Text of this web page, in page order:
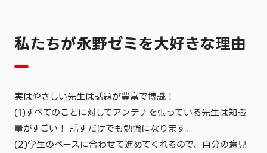
私たちが永野ゼミを大好きな理由
実はやさしい先生は話題が豊富で博識！
(1)すべてのことに対してアンテナを張っている先生は知識
量がすごい！ 話すだけでも勉強になります。
(2)学生のペースに合わせて進めてくれるので、自分の意見